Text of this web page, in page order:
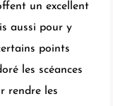
un excellent
aussi pour y
points
les scéances
rendre les